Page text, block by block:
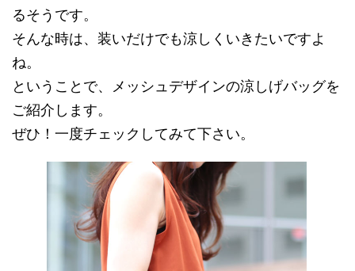
るそうです。
そんな時は、装いだけでも涼しくいきたいですよ
ね。
ということで、メッシュデザインの涼しげバッグを
ご紹介します。
ぜひ！一度チェックしてみて下さい。